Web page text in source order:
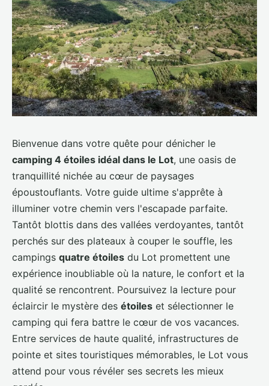
Bienvenue dans votre quête pour dénicher le
camping 4 étoiles idéal dans le Lot, une oasis de
tranquillité nichée au cœur de paysages
époustouflants. Votre guide ultime s'apprête à
illuminer votre chemin vers l'escapade parfaite.
Tantôt blottis dans des vallées verdoyantes, tantôt
perchés sur des plateaux à couper le souffle, les
campings quatre étoiles du Lot promettent une
expérience inoubliable où la nature, le confort et la
qualité se rencontrent. Poursuivez la lecture pour
éclaircir le mystère des étoiles et sélectionner le
camping qui fera battre le cœur de vos vacances.
Entre services de haute qualité, infrastructures de
pointe et sites touristiques mémorables, le Lot vous
attend pour vous révéler ses secrets les mieux